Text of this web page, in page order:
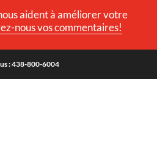
aident à améliorer votre
nous vos commentaires!
: 438-800-6004